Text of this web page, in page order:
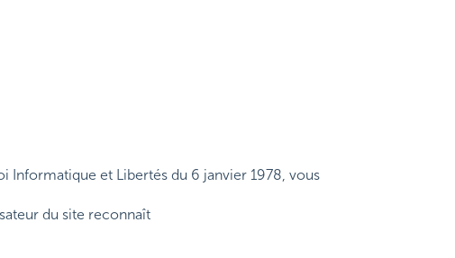
Informatique et Libertés du 6 janvier 1978, vous
du site reconnaît